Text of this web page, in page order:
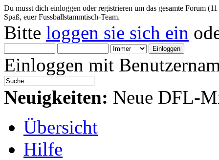
Du musst dich einloggen oder registrieren um das gesamte Forum
Spaß, euer Fussballstammtisch-Team.
Bitte loggen sie sich ein
Einloggen mit
Neuigkeiten: Neue DFL-
Übersicht
Hilfe